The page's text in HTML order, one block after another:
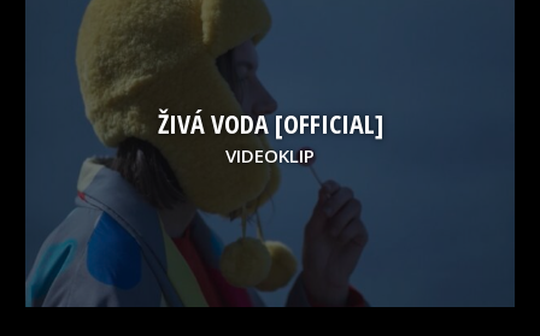
ŽIVÁ VODA [OFFICIAL]
VIDEOKLIP